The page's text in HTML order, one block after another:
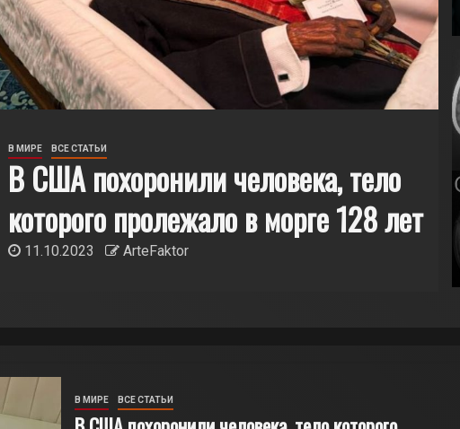
Разгневанная пациентка избила
робота-регистратора в китайской
больнице
В МИРЕ ВСЕ СТАТЬИ